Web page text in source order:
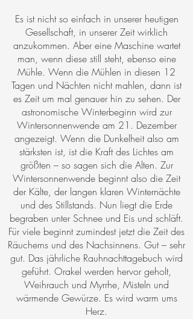
Es ist nicht so einfach in unserer heutigen
Gesellschaft, in unserer Zeit wirklich
anzukommen. Aber eine Maschine wartet
man, wenn diese still steht, ebenso eine
Mühle. Wenn die Mühlen in diesen 12
Tagen und Nächten nicht mahlen, dann ist
es Zeit um mal genauer hin zu sehen. Der
astronomische Winterbeginn wird zur
Wintersonnenwende am 21. Dezember
angezeigt. Wenn die Dunkelheit also am
stärksten ist, ist die Kraft des Lichtes am
größten – so sagen sich die Alten. Zur
Wintersonnenwende beginnt also die Zeit
der Kälte, der langen klaren Winternächte
und des Stillstands. Nun liegt die Erde
begraben unter Schnee und Eis und schläft.
Für viele beginnt zumindest jetzt die Zeit des
Räucherns und des Nachsinnens. Gut – sehr
gut. Das jährliche Rauhnachttagebuch wird
geführt. Orakel werden hervor geholt,
Weihrauch und Myrrhe, Misteln und
wärmende Gewürze. Es wird warm ums
Herz.